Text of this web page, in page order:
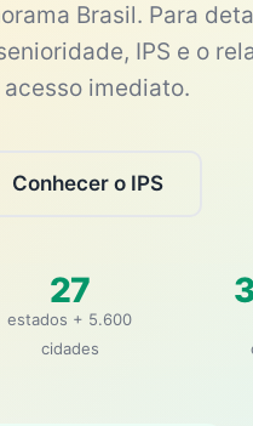
Brasil. Para
IPS e o
imediato.
Conhecer o IPS
27
estados + 5.600
cidades